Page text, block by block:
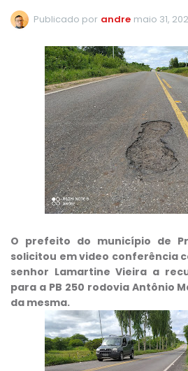
Publicado por andre maio 31,
O prefeito do município de
solicitou em video conferência
senhor Lamartine Vieira a
para a PB 250 rodovia Antônio
da mesma.